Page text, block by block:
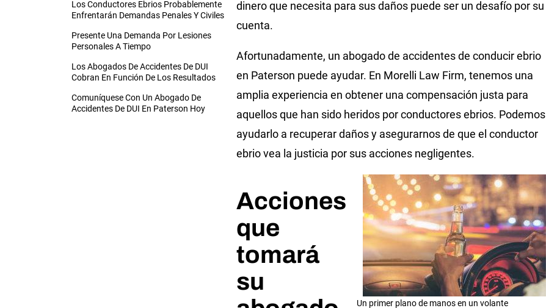
Los Conductores Ebrios Probablemente
Enfrentarán Demandas Penales Y Civiles
Presente Una Demanda Por Lesiones
Personales A Tiempo
Los Abogados De Accidentes De DUI
Cobran En Función De Los Resultados
Comuníquese Con Un Abogado De
Accidentes De DUI En Paterson Hoy
dinero que necesita para sus daños puede ser un desafío por su
cuenta.
Afortunadamente, un abogado de accidentes de conducir ebrio
en Paterson puede ayudar. En Morelli Law Firm, tenemos una
amplia experiencia en obtener una compensación justa para
aquellos que han sido heridos por conductores ebrios. Podemos
ayudarlo a recuperar daños y asegurarnos de que el conductor
ebrio vea la justicia por sus acciones negligentes.
Un primer plano de manos en un volante
Acciones
que
tomará
su